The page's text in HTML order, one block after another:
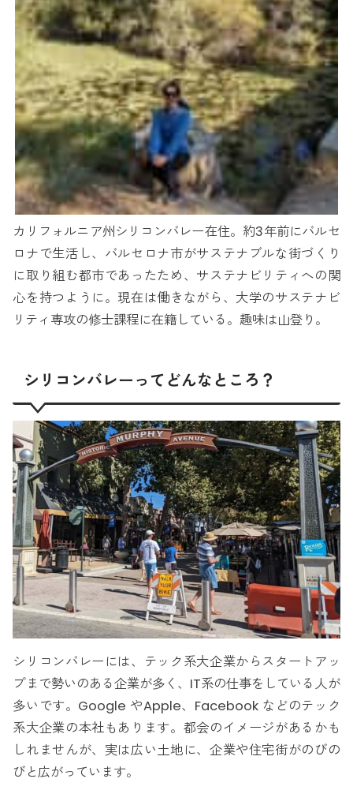
カリフォルニア州シリコンバレー在住。約3年前にバルセ
ロナで生活し、バルセロナ市がサステナブルな街づくり
に取り組む都市であったため、サステナビリティへの関
心を持つように。現在は働きながら、大学のサステナビ
リティ専攻の修士課程に在籍している。趣味は山登り。
シリコンバレーってどんなところ？
シリコンバレーには、テック系大企業からスタートアッ
プまで勢いのある企業が多く、IT系の仕事をしている人が
多いです。Google やApple、Facebook などのテック
系大企業の本社もあります。都会のイメージがあるかも
しれませんが、実は広い土地に、企業や住宅街がのびの
びと広がっています。